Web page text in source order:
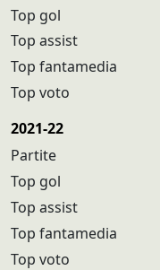
Top gol
Top assist
Top fantamedia
Top voto
2021-22
Partite
Top gol
Top assist
Top fantamedia
Top voto